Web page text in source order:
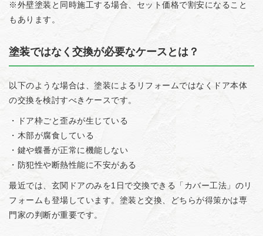
※外壁塗装と同時施工する場合、セット価格で割安になること
もあります。
塗装ではなく交換が必要なケースとは？
以下のような場合は、塗装によるリフォームではなくドア本体
の交換を検討すべきケースです。
・ドア枠ごと歪みが生じている
・木部が腐食している
・鍵や蝶番が正常に機能しない
・防犯性や断熱性能に不安がある
最近では、玄関ドアのみを1日で交換できる「カバー工法」のリ
フォームも登場しています。塗装と交換、どちらが得策かは専
門家の判断が重要です。